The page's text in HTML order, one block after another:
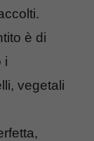
è di
i
vegetali